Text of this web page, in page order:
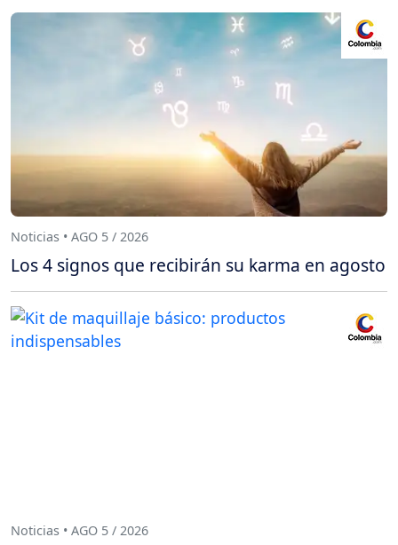
Noticias • AGO 5 / 2026
Los 4 signos que recibirán su karma en agosto
Noticias • AGO 5 / 2026